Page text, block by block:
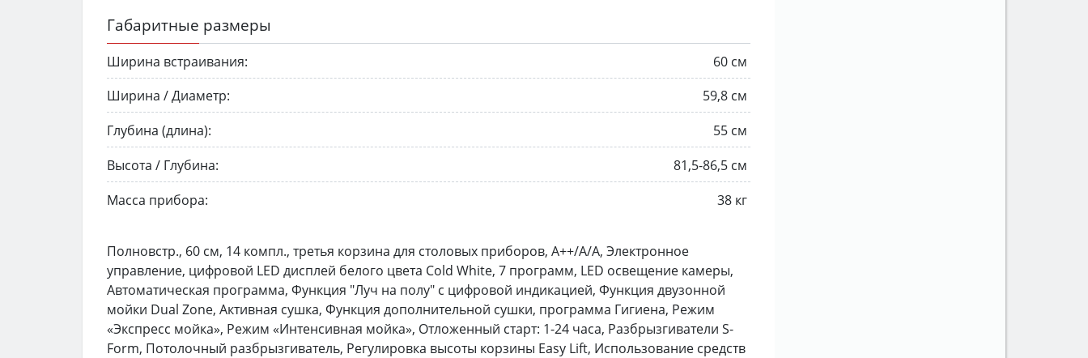
Габаритные размеры
Ширина встраивания:
60 см
Ширина / Диаметр:
59,8 см
Глубина (длина):
55 см
Высота / Глубина:
81,5-86,5 см
Масса прибора:
38 кг
Полновстр., 60 см, 14 компл., третья корзина для столовых приборов, А++/A/A, Электронное
управление, цифровой LED дисплей белого цвета Cold White, 7 программ, LED освещение камеры,
Автоматическая программа, Функция "Луч на полу" с цифровой индикацией, Функция двузонной
мойки Dual Zone, Активная сушка, Функция дополнительной сушки, программа Гигиена, Режим
«Экспресс мойка», Режим «Интенсивная мойка», Отложенный старт: 1-24 часа, Разбрызгиватели S-
Form, Потолочный разбрызгиватель, Регулировка высоты корзины Easy Lift, Использование средств